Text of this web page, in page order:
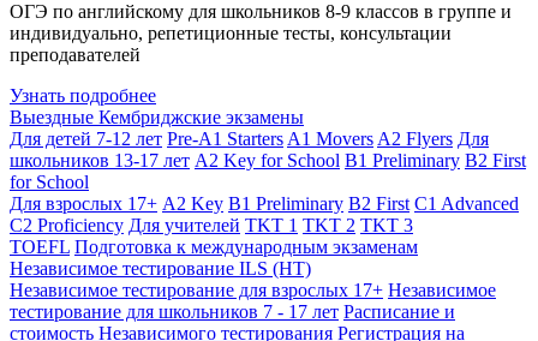
ОГЭ по английскому для школьников 8-9 классов в группе и
индивидуально, репетиционные тесты, консультации
преподавателей
Узнать подробнее
Выездные Кембриджские экзамены
Для детей 7-12 лет Pre-A1 Starters A1 Movers A2 Flyers Для
школьников 13-17 лет A2 Key for School B1 Preliminary B2 First
for School
Для взрослых 17+ A2 Key B1 Preliminary B2 First C1 Advanced
C2 Proficiency Для учителей TKT 1 TKT 2 TKT 3
TOEFL Подготовка к международным экзаменам
Независимое тестирование ILS (НТ)
Независимое тестирование для взрослых 17+ Независимое
тестирование для школьников 7 - 17 лет Расписание и
стоимость Независимого тестирования Регистрация на